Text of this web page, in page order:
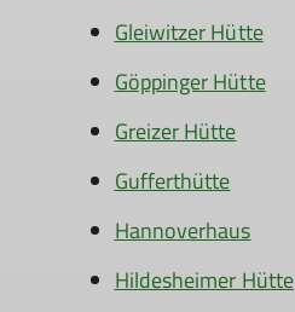
Gleiwitzer Hütte
Göppinger Hütte
Greizer Hütte
Gufferthütte
Hannoverhaus
Hildesheimer Hütte